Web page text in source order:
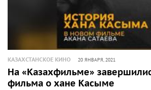
КАЗАХСТАНСКОЕ КИНО 20 ЯНВАРЯ, 2021
На «Казахфильме»
фильма о хане Касыме